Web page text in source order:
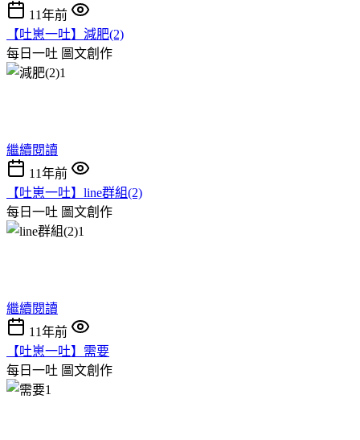
11年前
【吐崽一吐】減肥(2)
每日一吐 圖文創作
繼續閱讀
11年前
【吐崽一吐】line群組(2)
每日一吐 圖文創作
繼續閱讀
11年前
【吐崽一吐】需要
每日一吐 圖文創作